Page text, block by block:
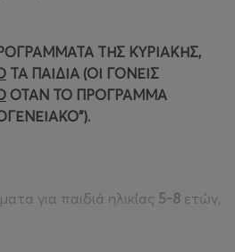
ΤΗΣ ΚΥΡΙΑΚΗΣ,
ΤΑ ΠΑΙΔΙΑ (ΟΙ ΓΟΝΕΙΣ
ΟΤΑΝ ΤΟ ΠΡΟΓΡΑΜΜΑ
για παιδιά ηλικίας 5-8 ετών,